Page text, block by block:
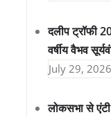
दलीप ट्रॉफी
वर्षीय वैभव
July 29, 2026
लोकसभा से एंटी